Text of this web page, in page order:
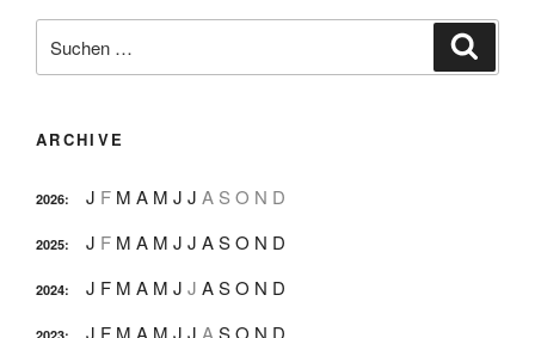
nach:
ARCHIVE
2026: J F M A M J J A S O N D
2025: J F M A M J J ASO N D
2024: J F M A M J J ASO N D
J F M A M J J ASO N D